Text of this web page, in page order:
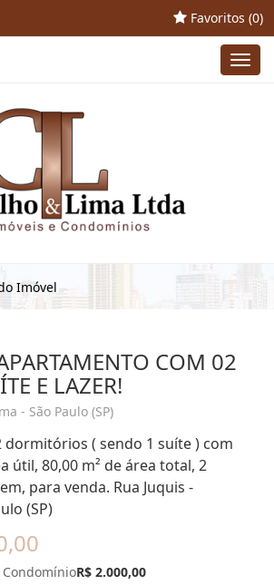
Favoritos (0)
Imóvel
COM 02
E LAZER!
- São Paulo (SP)
( sendo 1 suíte ) com
útil, 80,00 m² de área total, 2
para venda. Rua Juquis -
(SP)
CondomínioR$ 2.000,00